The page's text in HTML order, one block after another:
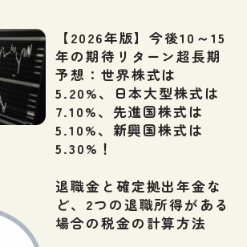
【2026年版】今後10～15
年の期待リターン超長期
予想：世界株式は
5.20%、日本大型株式は
7.10%、先進国株式は
5.10%、新興国株式は
5.30%！
退職金と確定拠出年金な
ど、2つの退職所得がある
場合の税金の計算方法